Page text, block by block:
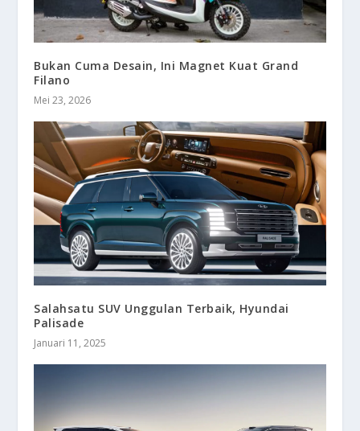
Bukan Cuma Desain, Ini Magnet Kuat Grand
Filano
Mei 23, 2026
Salahsatu SUV Unggulan Terbaik, Hyundai
Palisade
Januari 11, 2025